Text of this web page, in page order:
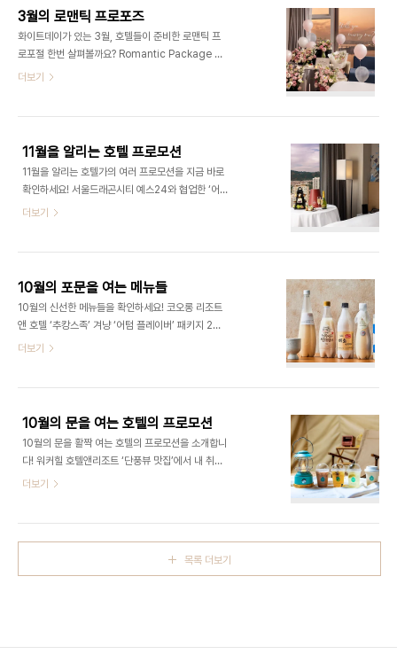
워커힐 서울, 더글라스 하우스에서 호텔 별로 총 6개
에 달하는 객실 패키지를 준비했다. 와인 페어를 즐기
는 스프링 페스티벌(SPRING FESTIVAL)Ⅰ 패키지
(22만 원부터)와 와인 페어 및 미니 음악회까지 포함
된 스프링 페스티벌(SPRING FESTIVAL) Ⅱ 패키지
별, 요일 별로 상이하며 세금 및 봉사료는 별도다.
3월의 로맨틱 프로포즈
화이트데이가 있는 3월, 호텔들이 준비한 로맨틱 프
로포절 한번 살펴볼까요? Romantic Package 호
텔 나루 서울 – 엠갤러리 프로포즈를 위한 ‘선셋 프로
타입은 프리미어 리버 혹은 프리미어 리버 스위트 중
선택 가능하며 객실 데코레이션 서비스와 함께 마포
에이트 케이크 1개, 레스토랑 부아쟁 조식 2인 혜택
이 제공된다. 프리미어 리버 스위트는 거실과 침실에
서 파노라마 한강 전망을 감상할 수 있으며 거실에는
비된다. 소중한 순간을 더 오래 즐길 수 있도록 일요
더보기
11월을 알리는 호텔 프로모션
11월을 알리는 호텔가의 여러 프로모션을 지금 바로
확인하세요! 서울드래곤시티 예스24와 협업한 ‘어썸
어텀 패키지’ 서울드래곤시티가 예스24 크레마클럽
다. 객실에는 웰컴 기프트와 스파클링 와인, 디저트
타워가 세팅된다. 서울드래곤시티는 패키지 이용객
을 대상으로 예스24 전자책 리더기 크레마 모티프를
경품으로 증정하는 이벤트도 진행한다. 어텀 어썸 패
키지는 서울드래곤시티 4개 호텔(그랜드 머큐어·노
이비스 스타일 기준 15만 5000원부터 이용할 수
더보기
10월의 포문을 여는 메뉴들
10월의 신선한 메뉴들을 확인하세요! 코오롱 리조트
앤 호텔 ‘추캉스족’ 겨냥 ‘어텀 플레이버’ 패키지 2종
전국 5개 코오롱 계열 리조트 및 호텔은 가을 분위기
막걸리, 울진 미소 생막걸리 등 각 시설이 위치한 지
역 대표 막걸리와 막걸리잔 2개를 제공해 지역적 특
색이 물씬 느껴지는 휴식을 선사한다. 경주 코오롱호
텔은 가을 제철 과일인 무화과가 들어간 디저트를 담
은 스윗 어텀 패키지를 선보인다. 해당 패키지에는 생
더해진 파운드 케이크와 아메리카노 2잔이 포함된
더보기
10월의 문을 여는 호텔의 프로모션
10월의 문을 활짝 여는 호텔의 프로모션을 소개합니
다! 워커힐 호텔앤리조트 ‘단풍뷰 맛집’에서 내 취향
에 맞춰 즐기는 가을 호캉스 그랜드 워커힐은 가을 시
켈리 생맥주 2잔과 팝콘 세트를, 로비 라운지 더파빌
더보기
목록 더보기